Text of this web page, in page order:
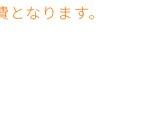
なります。